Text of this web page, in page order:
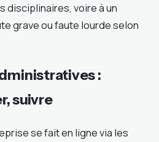
disciplinaires, voire à un
grave ou faute lourde selon
:
suivre
se fait en ligne via les